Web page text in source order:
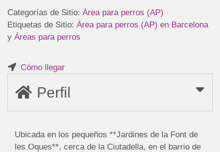
Categorías de Sitio: Área para perros (AP)
Etiquetas de Sitio: Área para perros (AP) en Barcelona
y Áreas para perros
Cómo llegar
Perfil
Ubicada en los pequeños **Jardines de la Font de
les Oques**, cerca de la Ciutadella, en el barrio de